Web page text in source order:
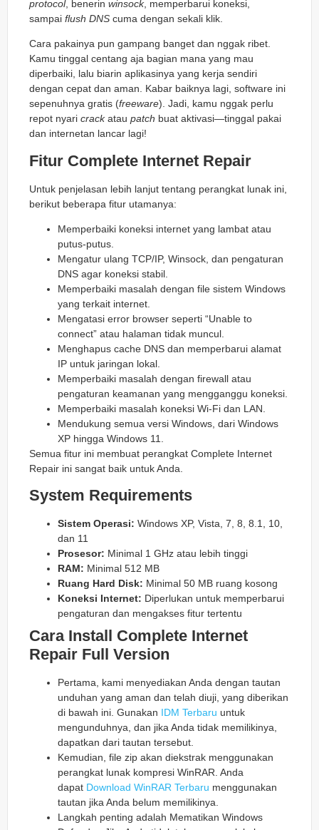
protocol, benerin winsock, memperbarui koneksi,
sampai flush DNS cuma dengan sekali klik.
Cara pakainya pun gampang banget dan nggak ribet.
Kamu tinggal centang aja bagian mana yang mau
diperbaiki, lalu biarin aplikasinya yang kerja sendiri
dengan cepat dan aman. Kabar baiknya lagi, software ini
sepenuhnya gratis (freeware). Jadi, kamu nggak perlu
repot nyari crackatau patch buat aktivasi—tinggal pakai
dan internetan lancar lagi!
Fitur Complete Internet Repair
Untuk penjelasan lebih lanjut tentang perangkat lunak ini,
berikut beberapa fitur utamanya:
Memperbaiki koneksi internet yang lambat atau
putus-putus.
Mengatur ulang TCP/IP, Winsock, dan pengaturan
DNS agar koneksi stabil.
Memperbaiki masalah dengan file sistem Windows
yang terkait internet.
Mengatasi error browser seperti “Unable to
connect” atau halaman tidak muncul.
Menghapus cache DNS dan memperbarui alamat
IP untuk jaringan lokal.
Memperbaiki masalah dengan firewall atau
pengaturan keamanan yang mengganggu koneksi.
Memperbaiki masalah koneksi Wi-Fi dan LAN.
Mendukung semua versi Windows, dari Windows
XP hingga Windows 11.
Semua fitur ini membuat perangkat Complete Internet
Repair ini sangat baik untuk Anda.
System Requirements
Sistem Operasi: Windows XP, Vista, 7, 8, 8.1, 10,
dan 11
Prosesor: Minimal 1 GHz atau lebih tinggi
RAM: Minimal 512 MB
Ruang Hard Disk: Minimal 50 MB ruang kosong
Koneksi Internet: Diperlukan untuk memperbarui
pengaturan dan mengakses fitur tertentu
Cara Install Complete Internet
Repair Full Version
Pertama, kami menyediakan Anda dengan tautan
unduhan yang aman dan telah diuji, yang diberikan
di bawah ini. Gunakan IDM Terbaru untuk
mengunduhnya, dan jika Anda tidak memilikinya,
dapatkan dari tautan tersebut.
Kemudian, file zip akan diekstrak menggunakan
perangkat lunak kompresi WinRAR. Anda
dapat Download WinRAR Terbaru menggunakan
tautan jika Anda belum memilikinya.
Langkah penting adalah Mematikan Windows